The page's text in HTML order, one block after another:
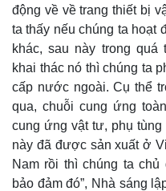
động về về trang thiết bị
ta thấy nếu chúng ta hoạt
khác, sau này trong
khai thác nó thì chúng ta
cấp nước ngoài. Cụ thể
qua, chuỗi cung ứng
cung ứng vật tư, phụ
này đã được sản xuất ở
Nam rồi thì chúng ta chủ
bảo đảm đó”, Nhà sáng